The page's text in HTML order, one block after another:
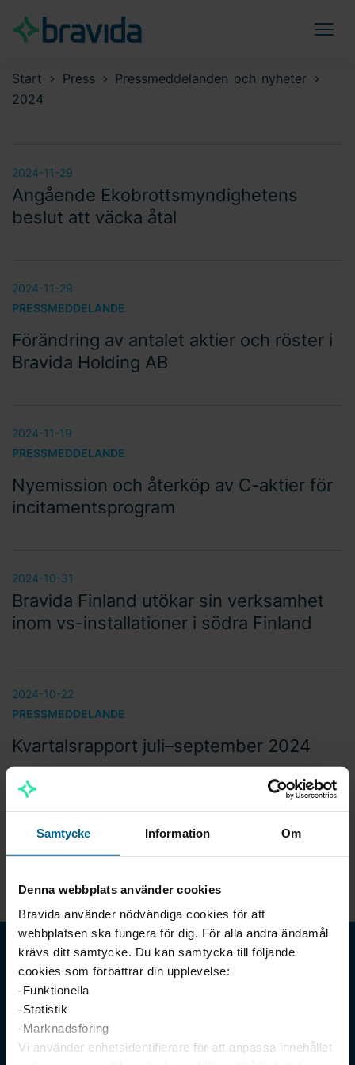
Samtycke Information Om
Denna webbplats använder cookies
Bravida använder nödvändiga cookies för att
webbplatsen ska fungera för dig. För alla andra ändamål
krävs ditt samtycke. Du kan samtycka till följande
cookies som förbättrar din upplevelse:
-Funktionella
-Statistik
-Marknadsföring
Vi använder enhetsidentifierare för att anpassa innehållet
Start Press
Pressmeddelanden och nyheter
2024
2024-11-29
Angående Ekobrottsmyndighetens
beslut att väcka åtal
2024-11-29
PRESSMEDDELANDE
Förändring av antalet aktier och röster i
Bravida Holding AB
2024-11-19
PRESSMEDDELANDE
Nyemission och återköp av C-aktier för
incitamentsprogram
2024-10-31
Bravida Finland utökar sin verksamhet
inom vs-installationer i södra Finland
2024-10-22
PRESSMEDDELANDE
Kvartalsrapport juli–september 2024